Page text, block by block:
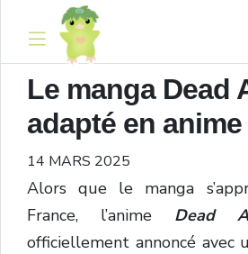
Le manga Dead
adapté en anime
14 MARS 2025
Alors que le manga
France, l’anime Dead
officiellement annoncé avec